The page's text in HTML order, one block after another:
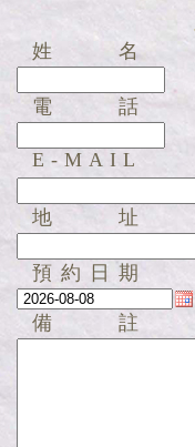
姓名
電話
E-MAIL
地址
預約日期
備註